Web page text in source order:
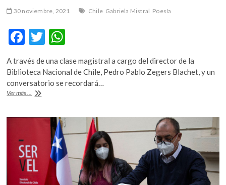
30 noviembre, 2021 Chile Gabriela Mistral Poesía
F
ac
e
b
o
o
T
itt
er
at
s
p
p
A través de una clase magistral a cargo del director de la
Biblioteca Nacional de Chile, Pedro Pablo Zegers Blachet, y un
conversatorio se recordará…
Ver más ...
de
renegada:
Gabriela
Mistral,
a
cien
años